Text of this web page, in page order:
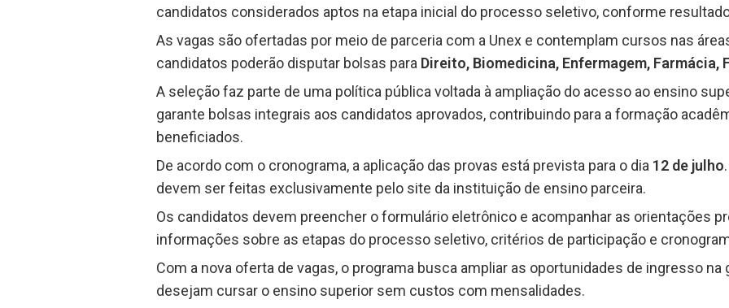
candidatos considerados aptos na etapa inicial do processo seletivo, conforme
As vagas são ofertadas por meio de parceria com a Unex e contemplam cursos nas
candidatos poderão disputar bolsas para Direito, Biomedicina, Enfermagem,
A seleção faz parte de uma política pública voltada à ampliação do acesso ao ensino
garante bolsas integrais aos candidatos aprovados, contribuindo para a formação
beneficiados.
De acordo com o cronograma, a aplicação das provas está prevista para o dia 12 de julho
devem ser feitas exclusivamente pelo site da instituição de ensino parceira.
Os candidatos devem preencher o formulário eletrônico e acompanhar as orientações
informações sobre as etapas do processo seletivo, critérios de participação e
Com a nova oferta de vagas, o programa busca ampliar as oportunidades de ingresso
desejam cursar o ensino superior sem custos com mensalidades.